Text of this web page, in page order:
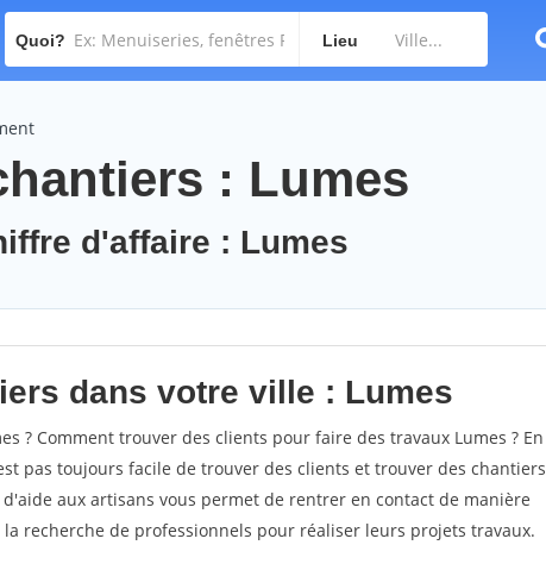
Quoi? Lieu
: Lumes
d'affaire : Lumes
dans votre ville : Lumes
? Comment trouver des clients pour faire des travaux Lumes ? En
pas toujours facile de trouver des clients et trouver des chantiers
aux artisans vous permet de rentrer en contact de manière
recherche de professionnels pour réaliser leurs projets travaux.